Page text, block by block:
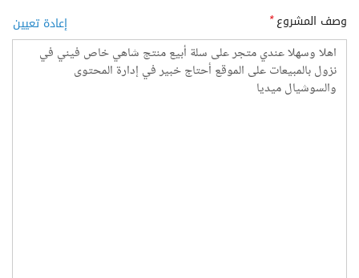
وصف المشروع* إعادة تعيين